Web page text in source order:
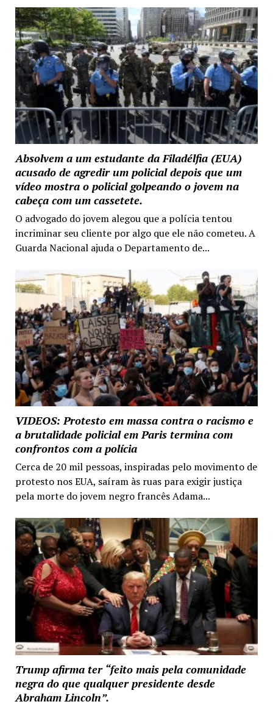
Absolvem a um estudante da Filadélfia (EUA)
acusado de agredir um policial depois que um
vídeo mostra o policial golpeando o jovem na
cabeça com um cassetete.
O advogado do jovem alegou que a polícia tentou
incriminar seu cliente por algo que ele não cometeu. A
Guarda Nacional ajuda o Departamento de...
VIDEOS: Protesto em massa contra o racismo e
a brutalidade policial em Paris termina com
confrontos com a polícia
Cerca de 20 mil pessoas, inspiradas pelo movimento de
protesto nos EUA, saíram às ruas para exigir justiça
pela morte do jovem negro francês Adama...
Trump afirma ter “feito mais pela comunidade
negra do que qualquer presidente desde
Abraham Lincoln”.